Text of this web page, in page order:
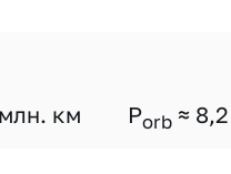
км Porb ≈ 8,2